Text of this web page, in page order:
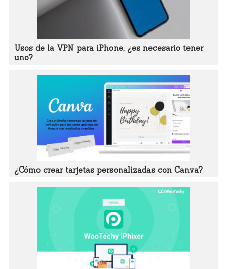
Usos de la VPN para iPhone, ¿es necesario tener
uno?
¿Cómo crear tarjetas personalizadas con Canva?